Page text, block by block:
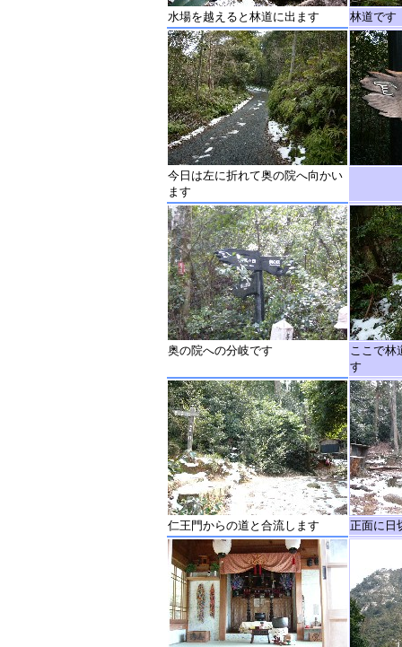
水場を越えると林道に出ます 林道です
今日は左に折れて奥の院へ向かい
ます
奥の院への分岐です
ここで林
す
仁王門からの道と合流します 正面に日